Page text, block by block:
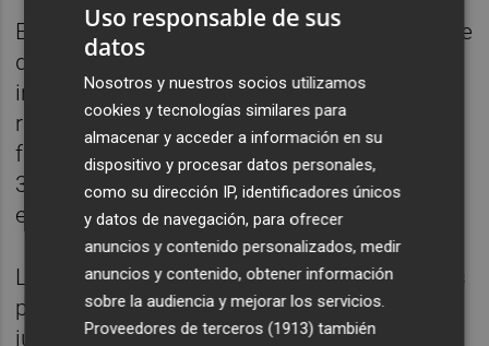
En un comunicado, la compañía dependiente
del Ministerio de Transportes también
informó de que durante el pasado año
recibió financiación procedente de distintos
fondos europeos por un importe total de
319,3 millones de euros, un 41,3% más que
el año anterior.
Los fondos europeos constituyen una de las
principales fuentes de financiación de Adif,
junto a los presupuestos públicos, el canon
Uso responsable de sus
datos
Nosotros y nuestros socios utilizamos
cookies y tecnologías similares para
almacenar y acceder a información en su
dispositivo y procesar datos personales,
como su dirección IP, identificadores únicos
y datos de navegación, para ofrecer
anuncios y contenido personalizados, medir
anuncios y contenido, obtener información
sobre la audiencia y mejorar los servicios.
Proveedores de terceros (1913) también